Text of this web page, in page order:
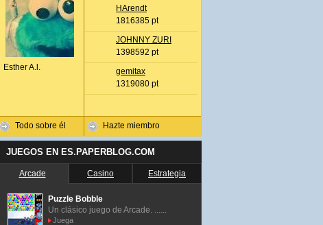
Esther A.l.
Todo sobre él
HArendt
1816385 pt
JOHNNY ZURI
1398592 pt
gemitax
1319080 pt
Hazte miembro
JUEGOS EN ES.PAPERBLOG.COM
Arcade Casino Estrategia
Puzzle Bobble
Un clásico juego de Arcade. ......
Juega